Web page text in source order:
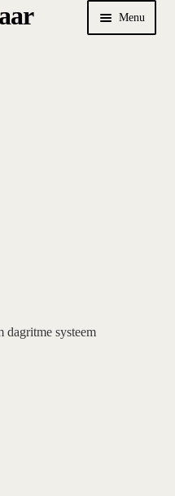
Menu
dagritme systeem